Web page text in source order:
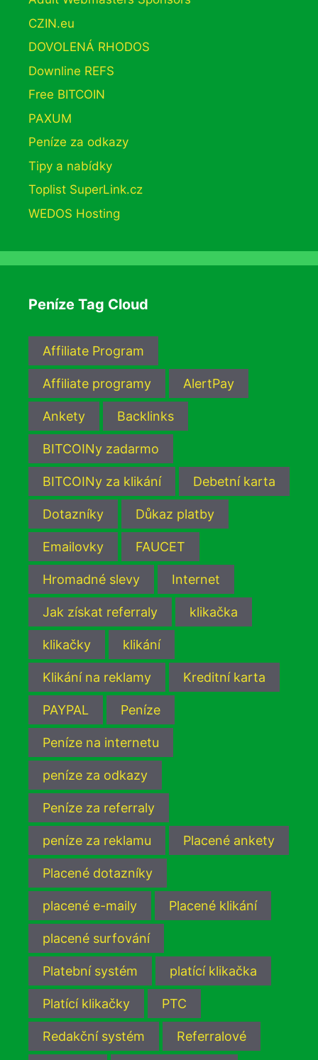
CZIN.eu
DOVOLENÁ RHODOS
Downline REFS
Free BITCOIN
PAXUM
Peníze za odkazy
Tipy a nabídky
Toplist SuperLink.cz
WEDOS Hosting
Peníze Tag Cloud
Affiliate Program
Affiliate programy AlertPay
Ankety Backlinks
BITCOINy zadarmo
BITCOINy za klikání Debetní karta
Dotazníky Důkaz platby
Emailovky FAUCET
Hromadné slevy Internet
Jak získat referraly klikačka
klikačky klikání
Klikání na reklamy Kreditní karta
PAYPAL Peníze
Peníze na internetu
peníze za odkazy
Peníze za referraly
peníze za reklamu Placené ankety
Placené dotazníky
placené e-maily Placené klikání
placené surfování
Platební systém platící klikačka
Platící klikačky PTC
Redakční systém Referralové